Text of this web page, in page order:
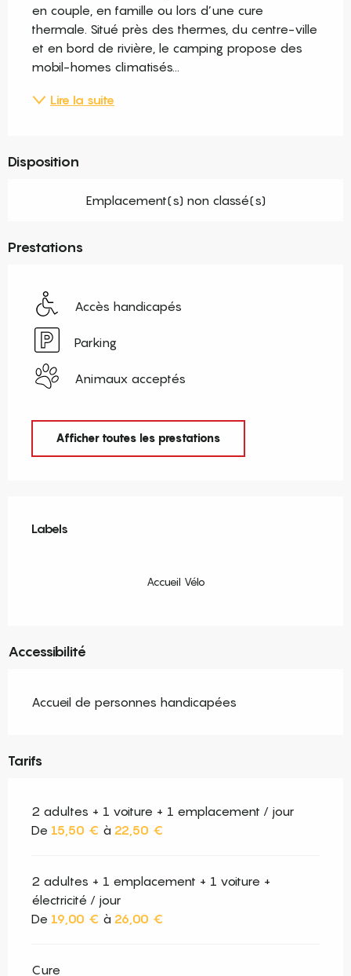
en couple, en famille ou lors d’une cure
thermale. Situé près des thermes, du centre-ville
et en bord de rivière, le camping propose des
mobil-homes climatisés...
Lire la suite
Disposition
Emplacement(s) non classé(s)
Prestations
Accès handicapés
Parking
Animaux acceptés
Afficher toutes les prestations
Labels
Labels
Accueil Vélo
Accessibilité
Accueil de personnes handicapées
Tarifs
2 adultes + 1 voiture + 1 emplacement / jour
De 15,50 € à 22,50 €
2 adultes + 1 emplacement + 1 voiture +
électricité / jour
De 19,00 € à 26,00 €
Cure